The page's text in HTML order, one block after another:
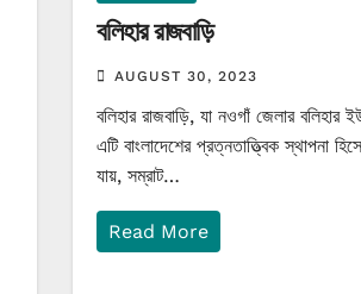
বলিহার রাজবাড়ি
AUGUST 30, 2023
বলিহার রাজবাড়ি, যা নওগাঁ জেলার বলিহার
এটি বাংলাদেশের প্রত্নতাত্ত্বিক স্থাপনা
যায়, সম্রাট…
Read More